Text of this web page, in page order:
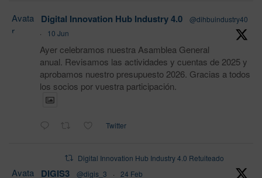
Avata
r
Digital Innovation Hub Industry 4.0
@dihbuindustry40
·
10 Jun
Ayer celebramos nuestra Asamblea General
anual. Revisamos las actividades y cuentas de 2025 y
aprobamos nuestro presupuesto 2026. Gracias a todos
los socios por vuestra participación.
Twitter
Digital Innovation Hub Industry 4.0 Retuiteado
Avata
DIGIS3 @digis_3 · 24 Feb